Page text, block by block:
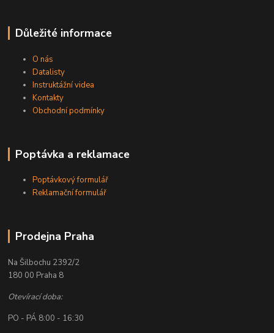
Důležité informace
O nás
Datalisty
Instruktážní videa
Kontakty
Obchodní podmínky
Poptávka a reklamace
Poptávkový formulář
Reklamační formulář
Prodejna Praha
Na Šilbochu 2392/2
180 00 Praha 8
Otevírací doba:
PO - PÁ 8:00 - 16:30